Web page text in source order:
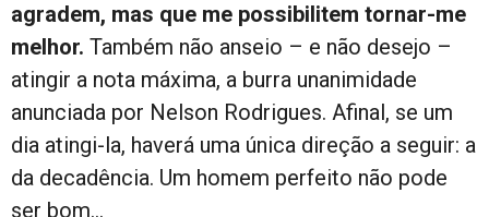
agradem, mas que me possibilitem tornar-me
melhor. Também não anseio – e não desejo –
atingir a nota máxima, a burra unanimidade
anunciada por Nelson Rodrigues. Afinal, se um
dia atingi-la, haverá uma única direção a seguir: a
da decadência. Um homem perfeito não pode
ser bom…